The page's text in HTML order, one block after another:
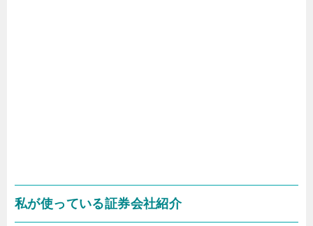
私が使っている証券会社紹介